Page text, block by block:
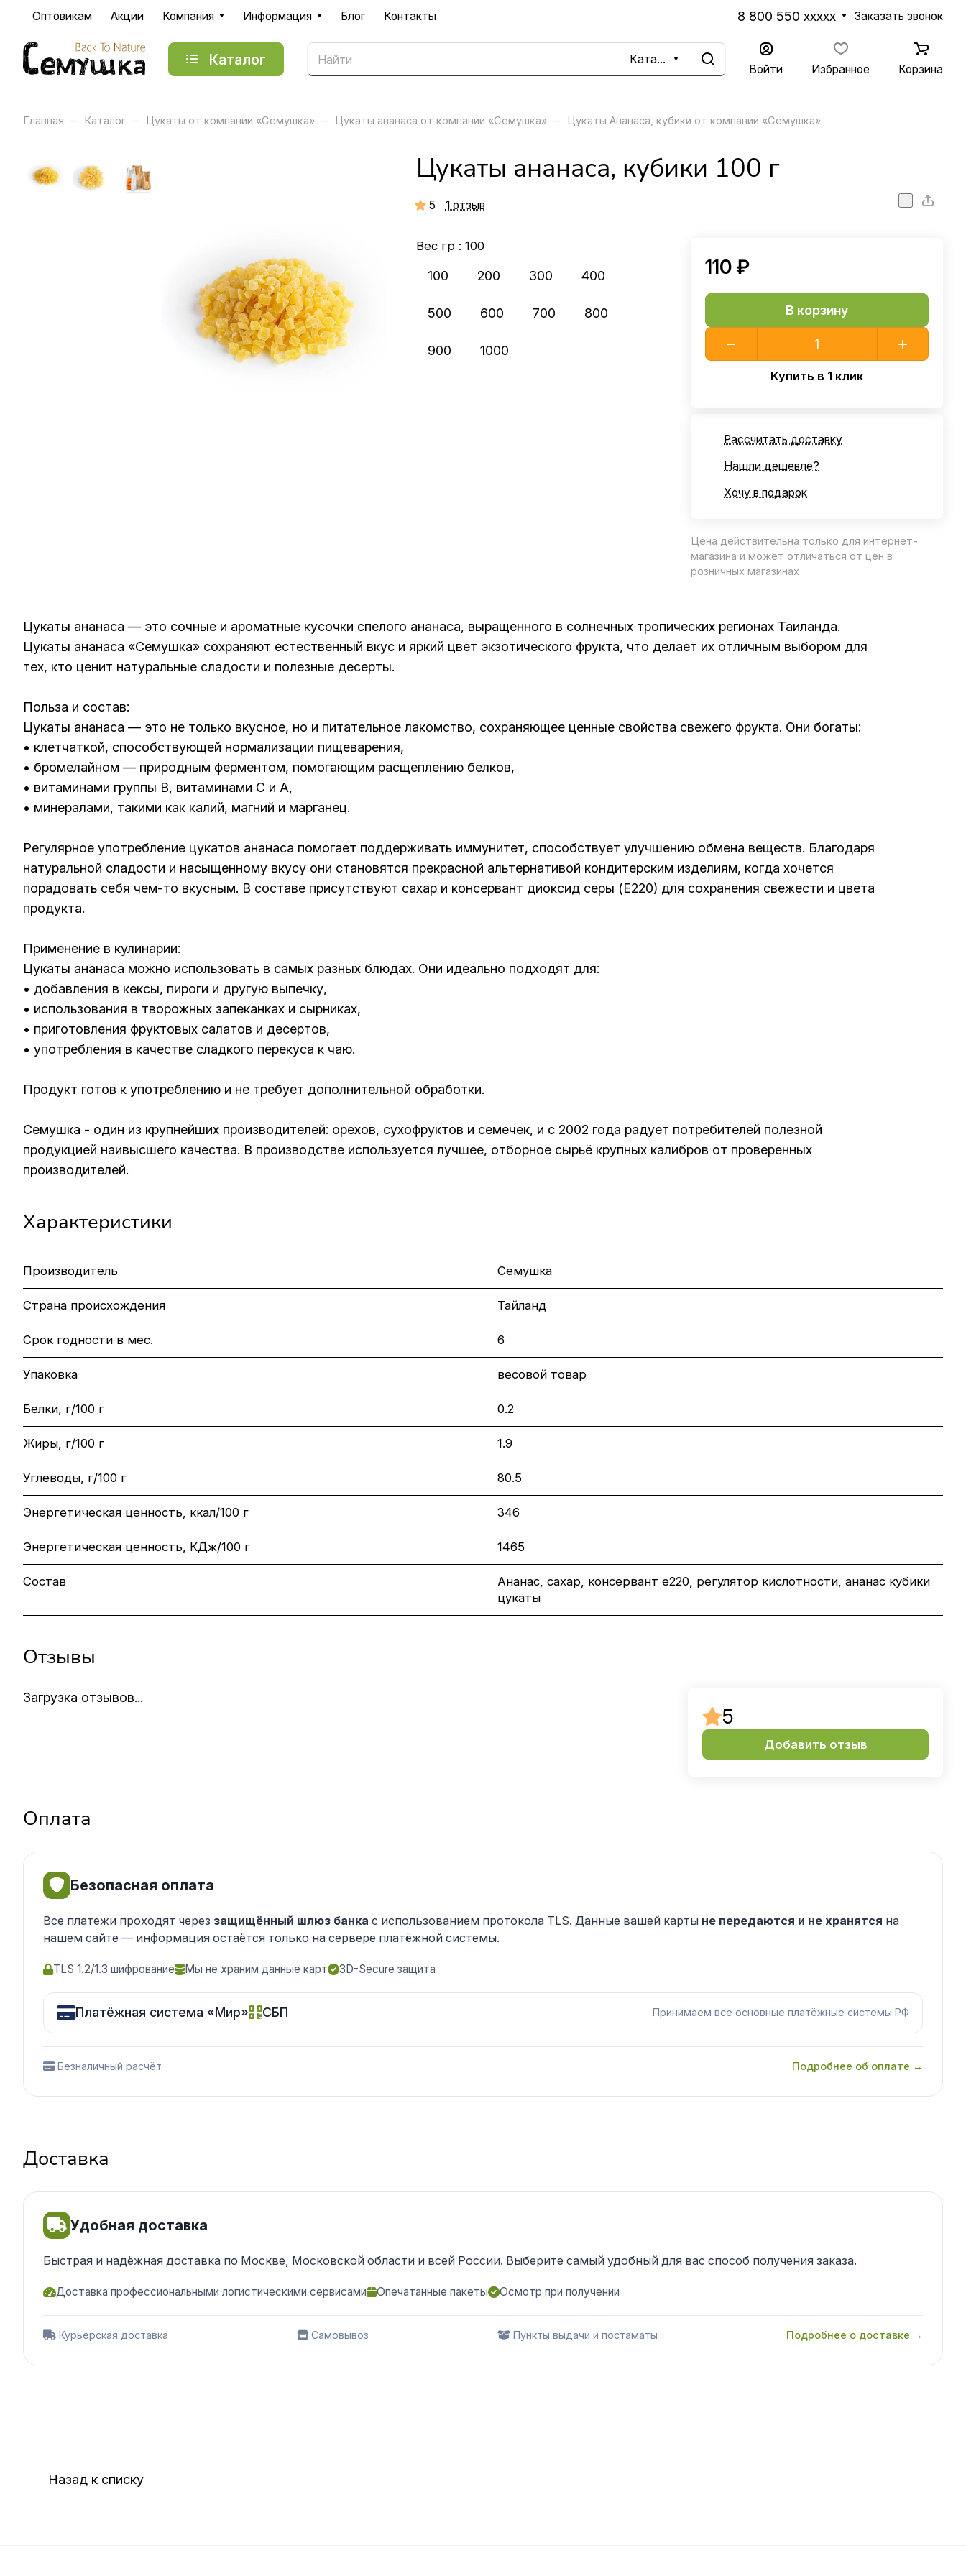
Оптовикам Акции Компания Информация Блог Контакты 8 800 550 xxxxx Заказать звонок
Каталог Каталог
Войти Избранное Корзина
Главная – Каталог – Цукаты от компании «Семушка» – Цукаты ананаса от компании «Семушка» – Цукаты Ананаса, кубики от компании «Семушка»
Цукаты ананаса, кубики 100 г
5 1 отзыв
Вес гр : 100
100 200 300 400
500 600 700 800
900 1000
110 ₽
В корзину
Купить в 1 клик
Рассчитать доставку
Нашли дешевле?
Хочу в подарок
Цена действительна только для интернет-
магазина и может отличаться от цен в
розничных магазинах
Цукаты ананаса — это сочные и ароматные кусочки спелого ананаса, выращенного в солнечных тропических регионах Таиланда.
Цукаты ананаса «Семушка» сохраняют естественный вкус и яркий цвет экзотического фрукта, что делает их отличным выбором для
тех, кто ценит натуральные сладости и полезные десерты.
Польза и состав:
Цукаты ананаса — это не только вкусное, но и питательное лакомство, сохраняющее ценные свойства свежего фрукта. Они богаты:
• клетчаткой, способствующей нормализации пищеварения,
• бромелайном — природным ферментом, помогающим расщеплению белков,
• витаминами группы B, витаминами C и A,
• минералами, такими как калий, магний и марганец.
Регулярное употребление цукатов ананаса помогает поддерживать иммунитет, способствует улучшению обмена веществ. Благодаря
натуральной сладости и насыщенному вкусу они становятся прекрасной альтернативой кондитерским изделиям, когда хочется
порадовать себя чем-то вкусным. В составе присутствуют сахар и консервант диоксид серы (Е220) для сохранения свежести и цвета
продукта.
Применение в кулинарии:
Цукаты ананаса можно использовать в самых разных блюдах. Они идеально подходят для:
• добавления в кексы, пироги и другую выпечку,
• использования в творожных запеканках и сырниках,
• приготовления фруктовых салатов и десертов,
• употребления в качестве сладкого перекуса к чаю.
Продукт готов к употреблению и не требует дополнительной обработки.
Семушка - один из крупнейших производителей: орехов, сухофруктов и семечек, и с 2002 года радует потребителей полезной
продукцией наивысшего качества. В производстве используется лучшее, отборное сырьё крупных калибров от проверенных
производителей.
Характеристики
Производитель Семушка
Страна происхождения Тайланд
Срок годности в мес. 6
Упаковка весовой товар
Белки, г/100 г 0.2
Жиры, г/100 г 1.9
Углеводы, г/100 г 80.5
Энергетическая ценность, ккал/100 г 346
Энергетическая ценность, КДж/100 г 1465
Состав
Ананас, сахар, консервант е220, регулятор кислотности, ананас кубики
цукаты
Отзывы
Загрузка отзывов...
5
Добавить отзыв
Оплата
Безопасная оплата
Все платежи проходят через защищённый шлюз банка с использованием протокола TLS. Данные вашей карты не передаются и не хранятся на
нашем сайте — информация остаётся только на сервере платёжной системы.
TLS 1.2/1.3 шифрование Мы не храним данные карт 3D-Secure защита
Платёжная система «Мир» СБП Принимаем все основные платёжные системы РФ
Безналичный расчёт Подробнее об оплате →
Доставка
Удобная доставка
Быстрая и надёжная доставка по Москве, Московской области и всей России. Выберите самый удобный для вас способ получения заказа.
Доставка профессиональными логистическими сервисами Опечатанные пакеты Осмотр при получении
Курьерская доставка Самовывоз Пункты выдачи и постаматы Подробнее о доставке →
Назад к списку